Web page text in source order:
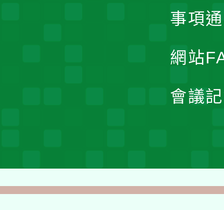
事項
網站
會議